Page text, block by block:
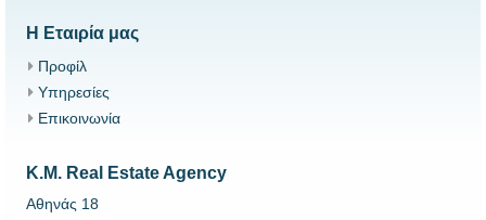
Η Εταιρία μας
Προφίλ
Υπηρεσίες
Επικοινωνία
K.M. Real Estate Agency
Αθηνάς 18